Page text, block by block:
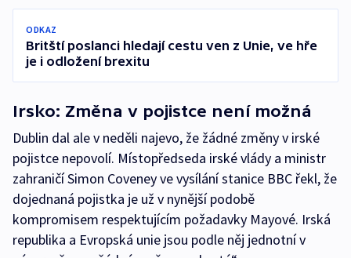
ODKAZ
Britští poslanci hledají cestu ven z Unie, ve hře
je i odložení brexitu
Irsko: Změna v pojistce není možná
Dublin dal ale v neděli najevo, že žádné změny v irské
pojistce nepovolí. Místopředseda irské vlády a ministr
zahraničí Simon Coveney ve vysílání stanice BBC řekl, že
dojednaná pojistka je už v nynější podobě
kompromisem respektujícím požadavky Mayové. Irská
republika a Evropská unie jsou podle něj jednotní v